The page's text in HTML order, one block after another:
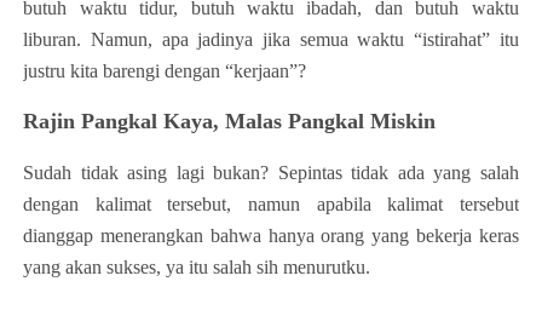
butuh waktu tidur, butuh waktu ibadah, dan butuh waktu
liburan. Namun, apa jadinya jika semua waktu “istirahat” itu
justru kita barengi dengan “kerjaan”?
Rajin Pangkal Kaya, Malas Pangkal Miskin
Sudah tidak asing lagi bukan? Sepintas tidak ada yang salah
dengan kalimat tersebut, namun apabila kalimat tersebut
dianggap menerangkan bahwa hanya orang yang bekerja keras
yang akan sukses, ya itu salah sih menurutku.